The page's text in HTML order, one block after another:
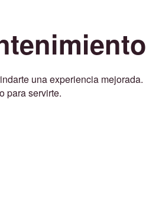
una experiencia mejorada.
para servirte.